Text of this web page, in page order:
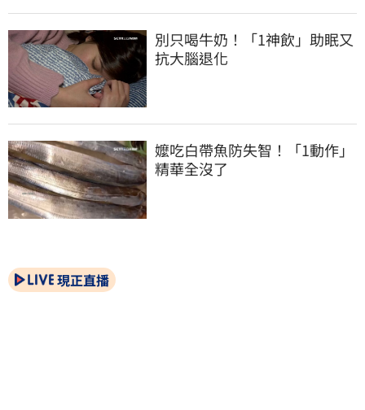
別只喝牛奶！「1神飲」助眠又
抗大腦退化
嬤吃白帶魚防失智！「1動作」
精華全沒了
現正直播